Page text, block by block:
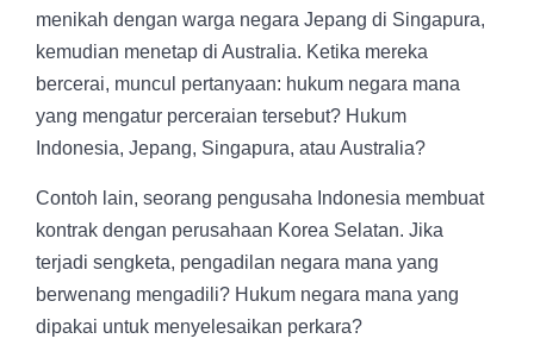
menikah dengan warga negara Jepang di Singapura,
kemudian menetap di Australia. Ketika mereka
bercerai, muncul pertanyaan: hukum negara mana
yang mengatur perceraian tersebut? Hukum
Indonesia, Jepang, Singapura, atau Australia?
Contoh lain, seorang pengusaha Indonesia membuat
kontrak dengan perusahaan Korea Selatan. Jika
terjadi sengketa, pengadilan negara mana yang
berwenang mengadili? Hukum negara mana yang
dipakai untuk menyelesaikan perkara?